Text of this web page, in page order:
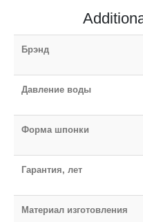
Брэнд
Давление воды
Форма шпонки
Гарантия, лет
Материал изготовления